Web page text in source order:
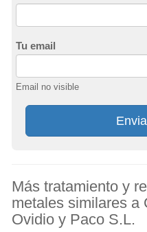
Tu email
Email no visible
Más tratamiento y
metales similares a
Ovidio y Paco S.L.